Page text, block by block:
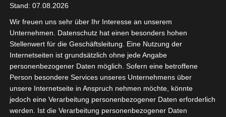
Meisterschaft an
Ligue 1 Pro: Spielplan der ersten 15
Spieltage der Saison 2026/2027
Ligue 2 Pro Tunesien 2026/2027 –
Saison beginnt am am 19./20.
September 2026
Internationaler Sportgerichtshof
lehnt Eilverfahren ab – AS Soliman
steuert auf die Ligue 2 zu
tunesienfussball.de
Tunesien Ligafußball
Stand: 07.08.2026
Wir freuen uns sehr über Ihr Interesse an unserem
Unternehmen. Datenschutz hat einen besonders hohen
Stellenwert für die Geschäftsleitung. Eine Nutzung der
Internetseiten ist grundsätzlich ohne jede Angabe
personenbezogener Daten möglich. Sofern eine betroffene
Person besondere Services unseres Unternehmens über
unsere Internetseite in Anspruch nehmen möchte, könnte
jedoch eine Verarbeitung personenbezogener Daten erforderlich
werden. Ist die Verarbeitung personenbezogener Daten